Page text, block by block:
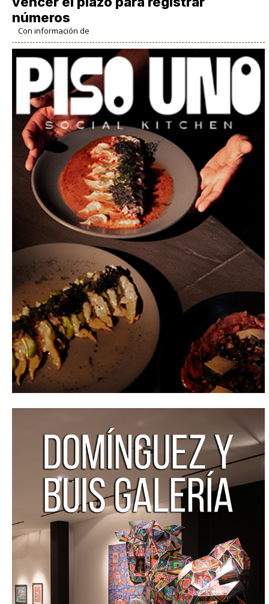
números
Con información de